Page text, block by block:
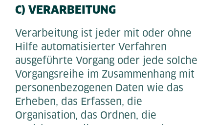
C) VERARBEITUNG
Verarbeitung ist jeder mit oder ohne
Hilfe automatisierter Verfahren
ausgeführte Vorgang oder jede solche
Vorgangsreihe im Zusammenhang mit
personenbezogenen Daten wie das
Erheben, das Erfassen, die
Organisation, das Ordnen, die